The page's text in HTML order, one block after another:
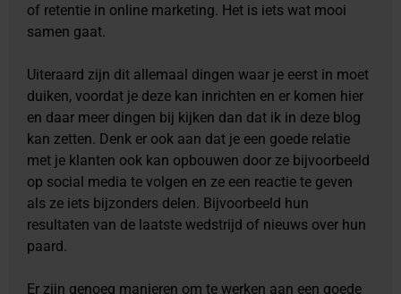
of retentie in online marketing. Het is iets wat mooi
samen gaat.
Uiteraard zijn dit allemaal dingen waar je eerst in moet
duiken, voordat je deze kan inrichten en er komen hier
en daar meer dingen bij kijken dan dat ik in deze blog
kan zetten. Denk er ook aan dat je een goede relatie
met je klanten ook kan opbouwen door ze bijvoorbeeld
op social media te volgen en ze een reactie te geven
als ze iets bijzonders delen. Bijvoorbeeld hun
resultaten van de laatste wedstrijd of nieuws over hun
paard.
Er zijn genoeg manieren om te werken aan een goede